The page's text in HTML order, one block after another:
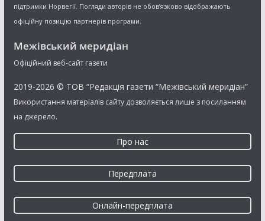
підтримки Норвегії. Погляди авторів не обов’язково відображають
офіційну позицію партнерів програми.
Межівський меридіан
Офіційний веб-сайт газети
2019-2026 © ТОВ “Редакція газети “Межівський меридіан”
Використання матеріалів сайту дозволяється лише з посиланням
на джерело.
Про нас
Передплата
Онлайн-передплата